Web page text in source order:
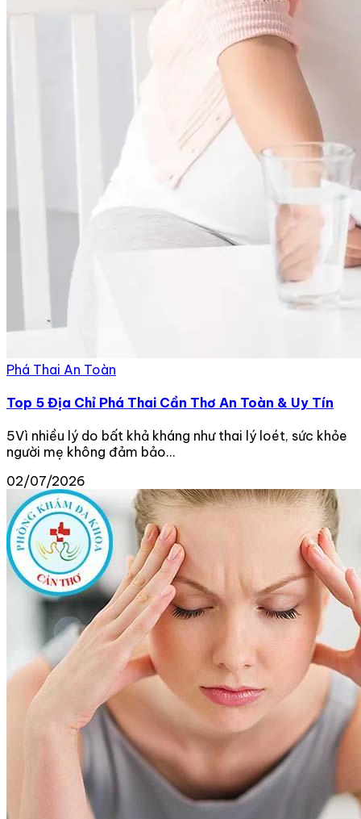
Phá Thai An Toàn
Top 5 Địa Chỉ Phá Thai Cần Thơ An Toàn & Uy Tín
5Vì nhiều lý do bất khả kháng như thai lý loét, sức khỏe
người mẹ không đảm bảo...
02/07/2026